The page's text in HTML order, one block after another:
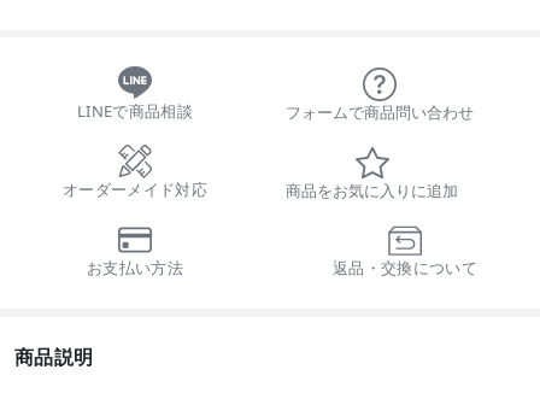
LINEで商品相談 フォームで商品問い合わせ
オーダーメイド対応 商品をお気に入りに追加
お支払い方法 返品・交換について
商品説明